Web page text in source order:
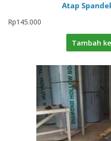
Atap
Rp145.000
Tambah